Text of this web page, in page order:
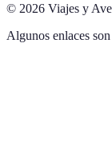
© 2026 Viajes y
Algunos enlaces